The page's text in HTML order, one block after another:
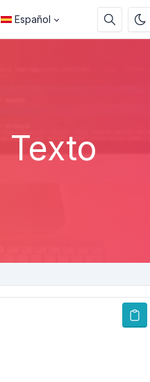
Español
Texto